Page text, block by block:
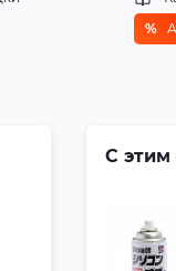
%
С этим